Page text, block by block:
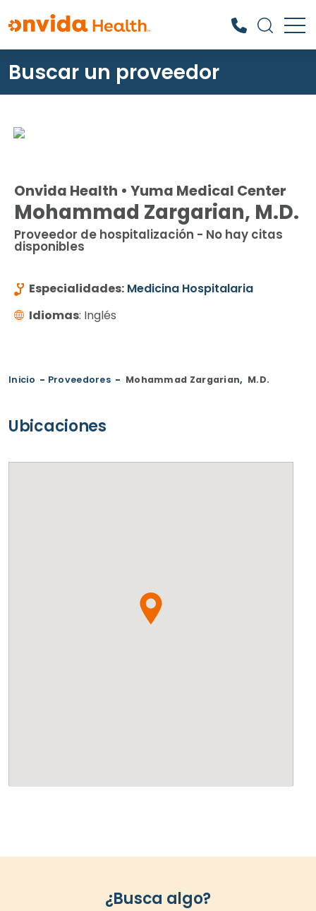
¿Qué podemos ayudarle a
encontrar?
Buscar un proveedor
Onvida Health • Yuma Medical Center
Mohammad Zargarian, M.D.
Proveedor de hospitalización - No hay citas
disponibles
Especialidades: Medicina Hospitalaria
Idiomas: Inglés
Inicio - Proveedores - Mohammad Zargarian, M.D.
Ubicaciones
¿Busca algo?